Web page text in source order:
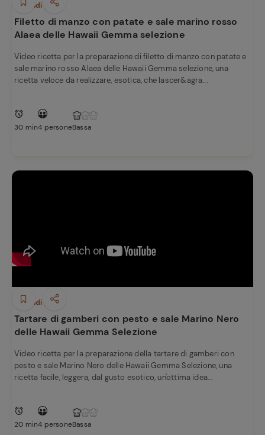
Secondi piatti
Filetto di manzo con patate e sale marino rosso
Alaea delle Hawaii Gemma selezione
Video ricetta per la preparazione di filetto di manzo con patate e
sale marino rosso Alaea delle Hawaii Gemma selezione, una
ricetta veloce da realizzare, esotica, che lascer&agra...
30 min4 personeBassa
Secondi piatti
Tartare di gamberi con pesto e sale Marino Nero
delle Hawaii Gemma Selezione
Video ricetta per la preparazione della tartare di gamberi con
pesto e sale Marino Nero delle Hawaii Gemma Selezione, una
ricetta facile, leggera, dal gusto esotico, un'ottima idea...
20 min4 personeBassa